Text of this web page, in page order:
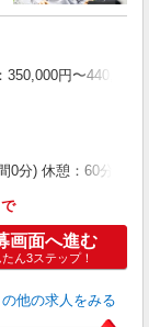
350,000円〜
0分) 休憩：60分
画面へ進む
ん3ステップ！
の他の求人をみる